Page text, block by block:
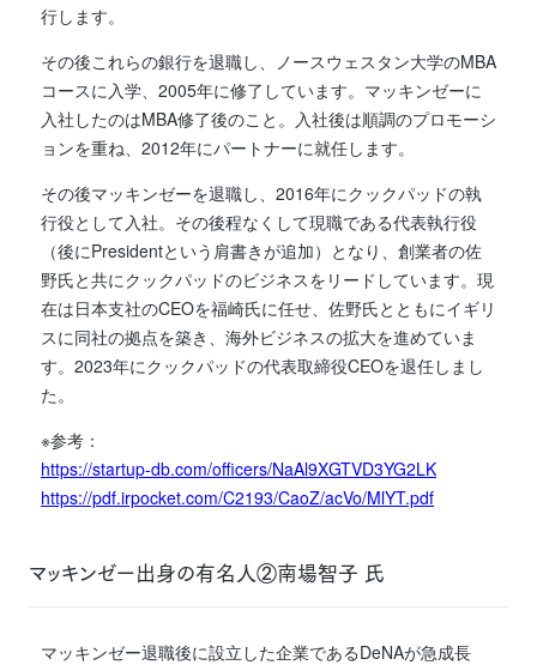
行します。
その後これらの銀行を退職し、ノースウェスタン大学のMBA
コースに入学、2005年に修了しています。マッキンゼーに
入社したのはMBA修了後のこと。入社後は順調のプロモーシ
ョンを重ね、2012年にパートナーに就任します。
その後マッキンゼーを退職し、2016年にクックパッドの執
行役として入社。その後程なくして現職である代表執行役
（後にPresidentという肩書きが追加）となり、創業者の佐
野氏と共にクックパッドのビジネスをリードしています。現
在は日本支社のCEOを福崎氏に任せ、佐野氏とともにイギリ
スに同社の拠点を築き、海外ビジネスの拡大を進めていま
す。2023年にクックパッドの代表取締役CEOを退任しまし
た。
※参考：
https://startup-db.com/officers/NaAl9XGTVD3YG2LK
https://pdf.irpocket.com/C2193/CaoZ/acVo/MlYT.pdf
マッキンゼー出身の有名人②南場智子 氏
マッキンゼー退職後に設立した企業であるDeNAが急成長